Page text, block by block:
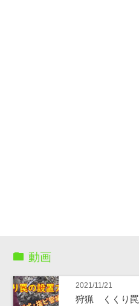
動画
2021/11/21
狩猟 くくり罠